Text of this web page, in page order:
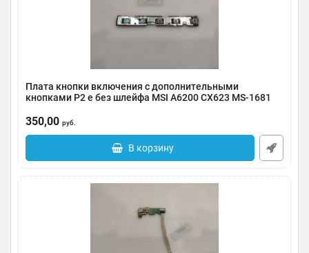
Плата кнопки включения с дополнительными
кнопками P2 e без шлейфа MSI A6200 CX623 MS-1681
Артикул: 0135-000003
350,00 руб.
В корзину